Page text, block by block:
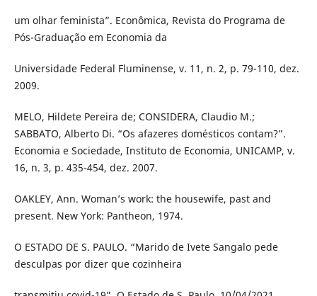
um olhar feminista”. Econômica, Revista do Programa de
Pós-Graduação em Economia da
Universidade Federal Fluminense, v. 11, n. 2, p. 79-110, dez.
2009.
MELO, Hildete Pereira de; CONSIDERA, Claudio M.;
SABBATO, Alberto Di. “Os afazeres domésticos contam?”.
Economia e Sociedade, Instituto de Economia, UNICAMP, v.
16, n. 3, p. 435-454, dez. 2007.
OAKLEY, Ann. Woman’s work: the housewife, past and
present. New York: Pantheon, 1974.
O ESTADO DE S. PAULO. “Marido de Ivete Sangalo pede
desculpas por dizer que cozinheira